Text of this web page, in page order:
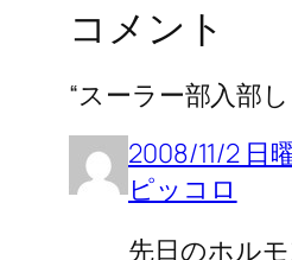
コメント
“スーラー部入部
2008/11/2 日
ピッコロ
先日のホル